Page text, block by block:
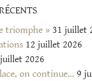
triomphe » 31 juillet
12 juillet 2026
2026
on continue… 9